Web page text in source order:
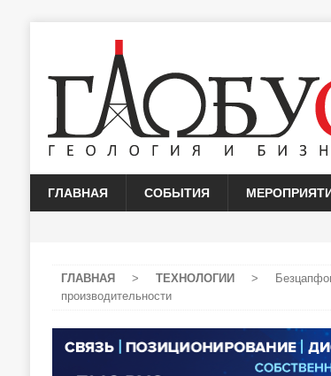
ГЛАВНАЯ СОБЫТИЯ
ГЛАВНАЯ > ТЕХНОЛОГИИ >
производительности